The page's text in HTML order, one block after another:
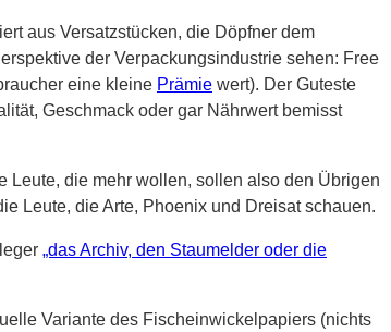
aus Versatzstücken, die Döpfner dem
der Verpackungsindustrie sehen: Free
eine kleine Prämie wert). Der Guteste
Geschmack oder gar Nährwert bemisst
Leute, die mehr wollen, sollen also den Übrigen
Leute, die Arte, Phoenix und Dreisat schauen.
„das Archiv, den Staumelder oder die
Variante des Fischeinwickelpapiers (nichts